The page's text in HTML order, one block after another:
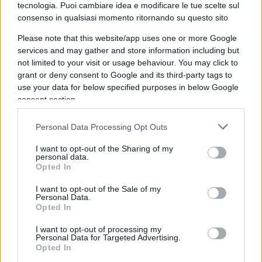
tecnologia. Puoi cambiare idea e modificare le tue scelte sul
consenso in qualsiasi momento ritornando su questo sito
Please note that this website/app uses one or more Google
services and may gather and store information including but
not limited to your visit or usage behaviour. You may click to
grant or deny consent to Google and its third-party tags to
use your data for below specified purposes in below Google
consent section.
Personal Data Processing Opt Outs
I want to opt-out of the Sharing of my
personal data.
Opted In
I want to opt-out of the Sale of my
Personal Data.
Opted In
I want to opt-out of processing my
Personal Data for Targeted Advertising.
Opted In
Leggi anche:
Conclave avvelenato. I mormorii dei cardinali:
“È un regolamento di conti”
Per raffreddare il clima, nella serata sono state
frettolosamente organizzate per primo maggio
una serie di gite fuori porta. Così i cardinali hanno
potuto scegliere, a loro piacere, se andare a San
e Firenze. I latinoamericani hanno scelto Padre
Pio, i nordamericani Firenze. Altri, invece, hanno
optato per Castel Fusano, ospiti di alcune suore
fortunate con accesso diretto alla spiaggia. Si
sono presentati ieri con le guance arrossate — dal